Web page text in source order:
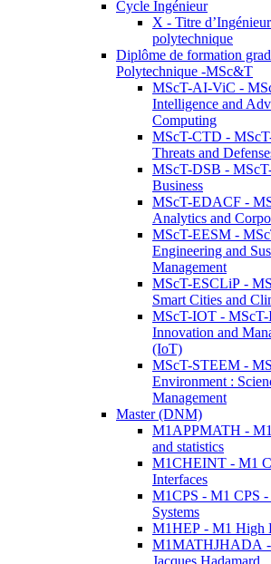
Cycle Ingénieur
X - Titre
polytechnique
Diplôme de formation
Polytechnique -MSc&T
MScT-AI-ViC -
Intelligence and
Computing
MScT-CTD -
Threats and
MScT-DSB -
Business
MScT-EDACF -
Analytics and
MScT-EESM -
Engineering and
Management
MScT-ESCLiP -
Smart Cities and
MScT-IOT - MScT-
Innovation and
(IoT)
MScT-STEEM -
Environment :
Management
Master (DNM)
M1APPMATH -
and statistics
M1CHEINT - M1
Interfaces
M1CPS - M1 CPS -
Systems
M1HEP - M1 High
M1MATHJHADA -
Jacques Hadamard